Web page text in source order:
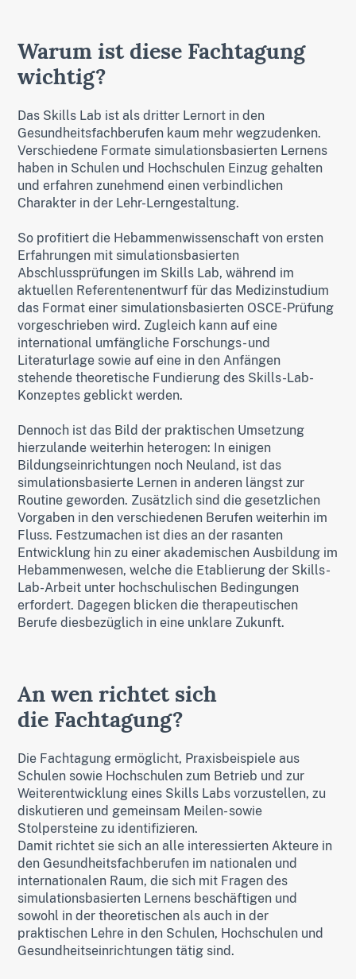
Warum ist diese Fachtagung
wichtig?
Das Skills Lab ist als dritter Lernort in den
Gesundheitsfachberufen kaum mehr wegzudenken.
Verschiedene Formate simulationsbasierten Lernens
haben in Schulen und Hochschulen Einzug gehalten
und erfahren zunehmend einen verbindlichen
Charakter in der Lehr-Lerngestaltung.
So profitiert die Hebammenwissenschaft von ersten
Erfahrungen mit simulationsbasierten
Abschlussprüfungen im Skills Lab, während im
aktuellen Referentenentwurf für das Medizinstudium
das Format einer simulationsbasierten OSCE-Prüfung
vorgeschrieben wird. Zugleich kann auf eine
international umfängliche Forschungs- und
Literaturlage sowie auf eine in den Anfängen
stehende theoretische Fundierung des Skills-Lab-
Konzeptes geblickt werden.
Dennoch ist das Bild der praktischen Umsetzung
hierzulande weiterhin heterogen: In einigen
Bildungseinrichtungen noch Neuland, ist das
simulationsbasierte Lernen in anderen längst zur
Routine geworden. Zusätzlich sind die gesetzlichen
Vorgaben in den verschiedenen Berufen weiterhin im
Fluss. Festzumachen ist dies an der rasanten
Entwicklung hin zu einer akademischen Ausbildung im
Hebammenwesen, welche die Etablierung der Skills-
Lab-Arbeit unter hochschulischen Bedingungen
erfordert. Dagegen blicken die therapeutischen
Berufe diesbezüglich in eine unklare Zukunft.
An wen richtet sich
die Fachtagung?
Die Fachtagung ermöglicht, Praxisbeispiele aus
Schulen sowie Hochschulen zum Betrieb und zur
Weiterentwicklung eines Skills Labs vorzustellen, zu
diskutieren und gemeinsam Meilen- sowie
Stolpersteine zu identifizieren.
Damit richtet sie sich an alle interessierten Akteure in
den Gesundheitsfachberufen im nationalen und
internationalen Raum, die sich mit Fragen des
simulationsbasierten Lernens beschäftigen und
sowohl in der theoretischen als auch in der
praktischen Lehre in den Schulen, Hochschulen und
Gesundheitseinrichtungen tätig sind.